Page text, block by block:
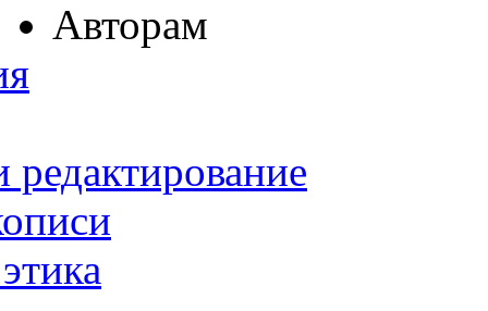
Авторам
редактирование